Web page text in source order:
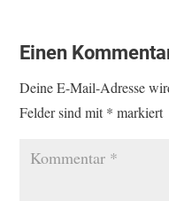
Einen
Deine E-Mail-Adresse
Felder sind mit* markiert